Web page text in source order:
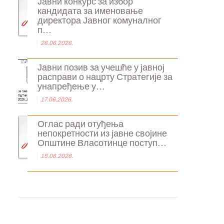
кандидата за именовање
директора Јавног комуналног
п...
26.06.2026.
Јавни позив за учешће у јавној
расправи о нацрту Стратегије за
унапређење у...
17.06.2026.
Оглас ради отуђења
непокретности из јавне својине
Општине Власотинце поступ...
15.06.2026.